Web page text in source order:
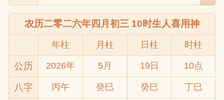
农历二零二六年四月初三 10时生人喜用神
年柱 月柱 日柱 时柱
公历 2026年 5月 19日 10点
八字 丙午 癸巳 癸巳 丁巳